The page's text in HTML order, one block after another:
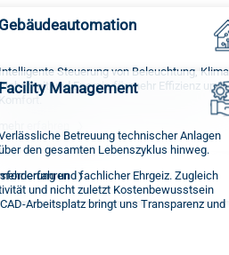
Gebäudeautomation
Intelligente Steuerung von Beleuchtung, Klima,
Sicherheit und Energie für mehr Effizienz und
Komfort.
Facility Management
Betreuung technischer Anlagen
den gesamten Lebenszyklus hinweg.
erfahrenund fachlicher Ehrgeiz. Zugleich
und nicht zuletzt Kostenbewusstsein
Arbeitsplatz bringt uns Transparenz und